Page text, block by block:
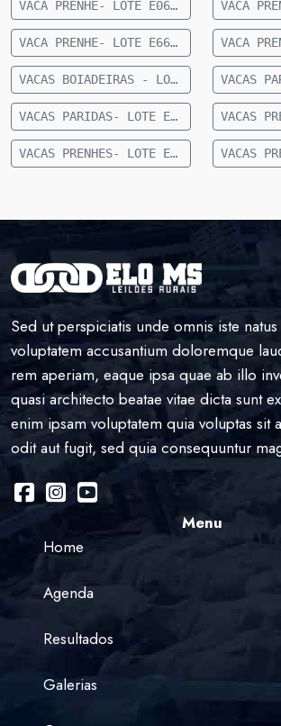
VACA PRENHE- LOTE E06- 23 VACAS NELORE PRENHES- (21 VACAS TERÇO FINAL, 2 VACAS TERÇO MÉDIO)- 36 MESES- 389 KG- 53 KM DE CAMAPUÃ
VACA PRENHE- LOTE E66- 28 VACAS ANELORADAS PRENHES- (3 A 5 MESES DE GESTAÇÃO)- 391 KG- 14 KM DE CAMAPUÃ
VACAS BOIADEIRAS - LOTE E38 - 20 VACAS BOIADEIRAS NELORE - 415 KG - 60 KM DE CAMAPUÃ
VACAS PARIDAS- LOTE E08- 15 VACAS NELORE PARIDAS- (8 MACHOS E 7 FÊMEAS)- 433 KG- 53 KM DE CAMAPUÃ
VACAS PRENHES- LOTE E03- 15 VACAS NELORE PRENHES (2 A 6 MESES DE GESTAÇÃO) 36 MESES A CIMA- 409 KG- 20 KM DE CAMAPUÃ
Sed ut perspiciatis unde omnis iste
voluptatem accusantium doloremque
rem aperiam, eaque ipsa quae ab illo
quasi architecto beatae vitae dicta sunt
enim ipsam voluptatem quia voluptas sit
odit aut fugit, sed quia consequuntur
Menu
Home
Agenda
Resultados
Galerias